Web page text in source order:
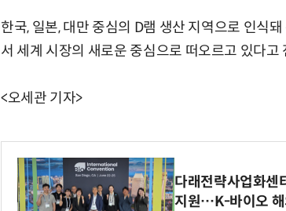
한국, 일본, 대만 중심의 D램 생산 지역으로 인식
서 세계 시장의 새로운 중심으로 떠오르고 있다고
<오세관 기자>
다래전략사업화센
지원…K-바이오 해